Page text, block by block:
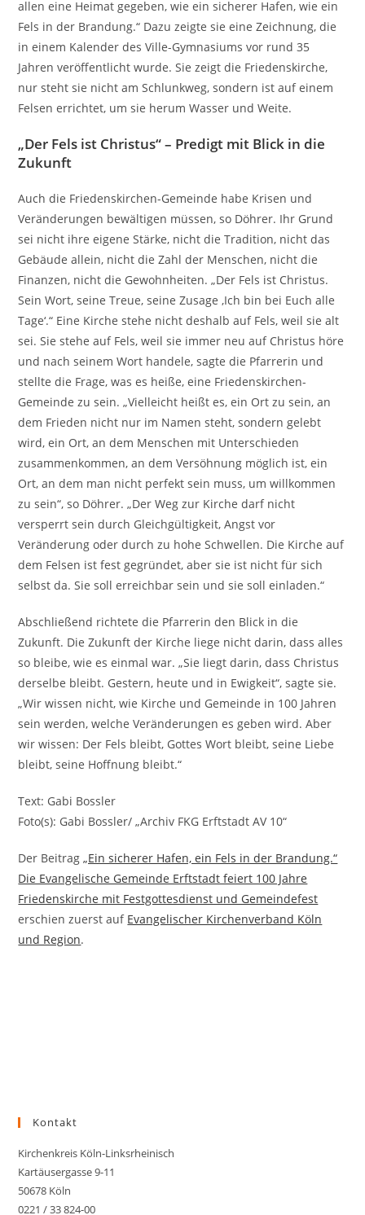
allen eine Heimat gegeben, wie ein sicherer Hafen, wie ein
Fels in der Brandung.“ Dazu zeigte sie eine Zeichnung, die
in einem Kalender des Ville-Gymnasiums vor rund 35
Jahren veröffentlicht wurde. Sie zeigt die Friedenskirche,
nur steht sie nicht am Schlunkweg, sondern ist auf einem
Felsen errichtet, um sie herum Wasser und Weite.
„Der Fels ist Christus“ – Predigt mit Blick in die
Zukunft
Auch die Friedenskirchen-Gemeinde habe Krisen und
Veränderungen bewältigen müssen, so Döhrer. Ihr Grund
sei nicht ihre eigene Stärke, nicht die Tradition, nicht das
Gebäude allein, nicht die Zahl der Menschen, nicht die
Finanzen, nicht die Gewohnheiten. „Der Fels ist Christus.
Sein Wort, seine Treue, seine Zusage ‚Ich bin bei Euch alle
Tage‘.“ Eine Kirche stehe nicht deshalb auf Fels, weil sie alt
sei. Sie stehe auf Fels, weil sie immer neu auf Christus höre
und nach seinem Wort handele, sagte die Pfarrerin und
stellte die Frage, was es heiße, eine Friedenskirchen-
Gemeinde zu sein. „Vielleicht heißt es, ein Ort zu sein, an
dem Frieden nicht nur im Namen steht, sondern gelebt
wird, ein Ort, an dem Menschen mit Unterschieden
zusammenkommen, an dem Versöhnung möglich ist, ein
Ort, an dem man nicht perfekt sein muss, um willkommen
zu sein“, so Döhrer. „Der Weg zur Kirche darf nicht
versperrt sein durch Gleichgültigkeit, Angst vor
Veränderung oder durch zu hohe Schwellen. Die Kirche auf
dem Felsen ist fest gegründet, aber sie ist nicht für sich
selbst da. Sie soll erreichbar sein und sie soll einladen.“
Abschließend richtete die Pfarrerin den Blick in die
Zukunft. Die Zukunft der Kirche liege nicht darin, dass alles
so bleibe, wie es einmal war. „Sie liegt darin, dass Christus
derselbe bleibt. Gestern, heute und in Ewigkeit“, sagte sie.
„Wir wissen nicht, wie Kirche und Gemeinde in 100 Jahren
sein werden, welche Veränderungen es geben wird. Aber
wir wissen: Der Fels bleibt, Gottes Wort bleibt, seine Liebe
bleibt, seine Hoffnung bleibt.“
Text: Gabi Bossler
Foto(s): Gabi Bossler/ „Archiv FKG Erftstadt AV 10“
Der Beitrag„Ein sicherer Hafen, ein Fels in der Brandung.“
Die Evangelische Gemeinde Erftstadt feiert 100 Jahre
Friedenskirche mit Festgottesdienst und Gemeindefest
erschien zuerst auf Evangelischer Kirchenverband Köln
und Region.
Kontakt
Kirchenkreis Köln-Linksrheinisch
Kartäusergasse 9-11
50678 Köln
0221 / 33 824-00